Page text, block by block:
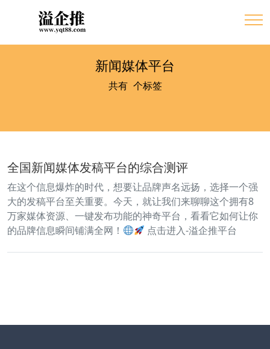
新闻媒体平台
共有1 个标签
全国新闻媒体发稿平台的综合测评
在这个信息爆炸的时代，想要让品牌声名远扬，选择一个强
大的发稿平台至关重要。今天，就让我们来聊聊这个拥有8
万家媒体资源、一键发布功能的神奇平台，看看它如何让你
的品牌信息瞬间铺满全网！
点击进入-溢企推平台